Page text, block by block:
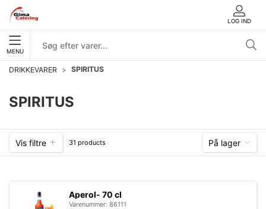
LOG IND
MENU
DRIKKEVARER SPIRITUS
SPIRITUS
Vis filtre 31 products På lager
Aperol- 70 cl
Varenummer: 86111